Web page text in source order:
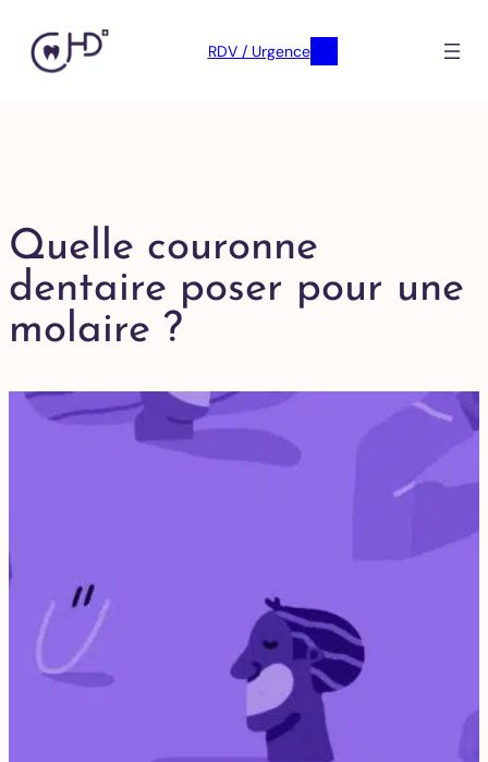
RDV / Urgence
Quelle couronne
dentaire poser pour une
molaire ?